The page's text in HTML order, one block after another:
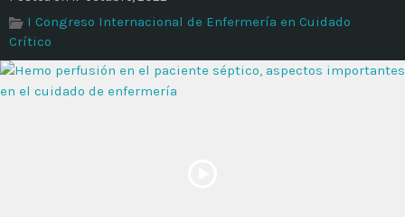
Time
I Congreso Internacional de Enfermería en Cuidado
Crítico